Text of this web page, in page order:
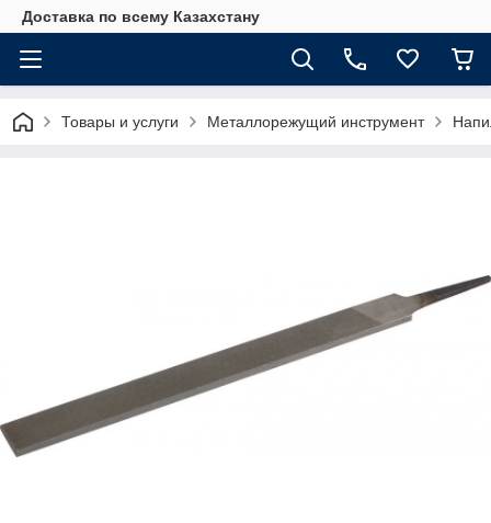
Доставка по всему Казахстану
Товары и услуги Металлорежущий инструмент